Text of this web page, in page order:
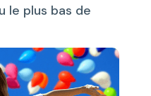
le plus bas de